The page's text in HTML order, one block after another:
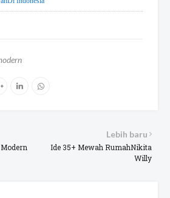
Lebih baru
Ide 35+ Mewah RumahNikita
Willy